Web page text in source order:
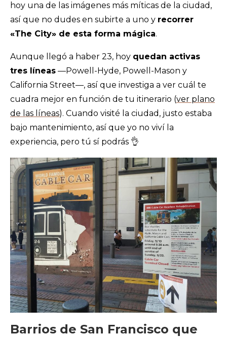
hoy una de las imágenes más míticas de la ciudad,
así que no dudes en subirte a uno y recorrer
«The City» de esta forma mágica.
Aunque llegó a haber 23, hoy quedan activas
tres líneas —Powell-Hyde, Powell-Mason y
California Street—, así que investiga a ver cuál te
cuadra mejor en función de tu itinerario (ver plano
de las líneas). Cuando visité la ciudad, justo estaba
bajo mantenimiento, así que yo no viví la
experiencia, pero tú sí podrás 👌
Barrios de San Francisco que